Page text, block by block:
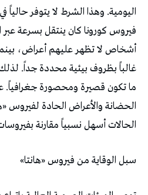
اليومية. وهذا الشرط لا يتوفر حالياً
فيروس كورونا كان ينتقل بسرعة
أشخاص لا تظهر عليهم أعراض،
غالباً بظروف بيئية محددة جداً.
ما تكون قصيرة ومحصورة جغرافياً.
الحضانة والأعراض الحادة لفيروس
الحالات أسهل نسبياً مقارنة
سبل الوقاية من فيروس «هانتا»